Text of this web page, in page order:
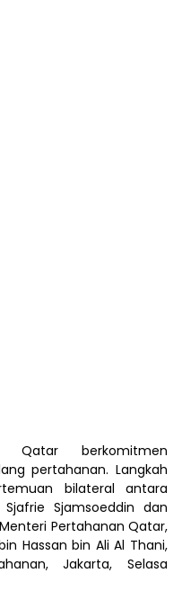
Qatar berkomitmen
pertahanan. Langkah
bilateral antara
Sjamsoeddin dan
Pertahanan Qatar,
Hassan bin Ali Al Thani,
Jakarta, Selasa